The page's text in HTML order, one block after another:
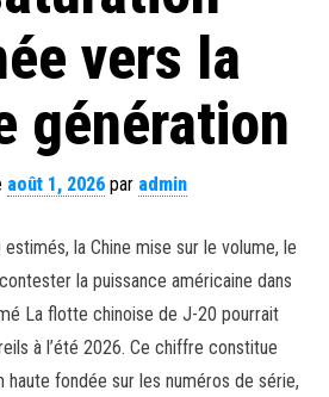
vers la
génération
août 1, 2026par admin
la Chine mise sur le volume, le
la puissance américaine dans
La flotte chinoise de J-20 pourrait
à l’été 2026. Ce chiffre constitue
fondée sur les numéros de série,